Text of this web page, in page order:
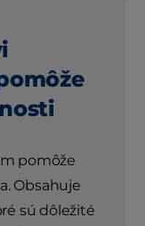
pomôže
Obsahuje
sú dôležité